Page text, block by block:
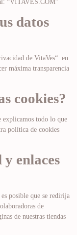
“VITAVES.COM”
datos
de VitaVes“ en
máxima transparencia
cookies?
explicamos todo lo que
política de cookies
enlaces
posible que se redirija
de
de nuestras tiendas